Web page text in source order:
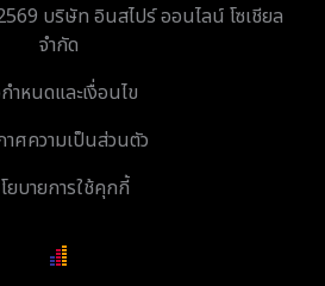
บริษัท อินสไปร์ ออนไลน์ โซเชียล
จำกัด
ำหนดและเงื่อนไข
าศความเป็นส่วนตัว
ยบายการใช้คุกกี้